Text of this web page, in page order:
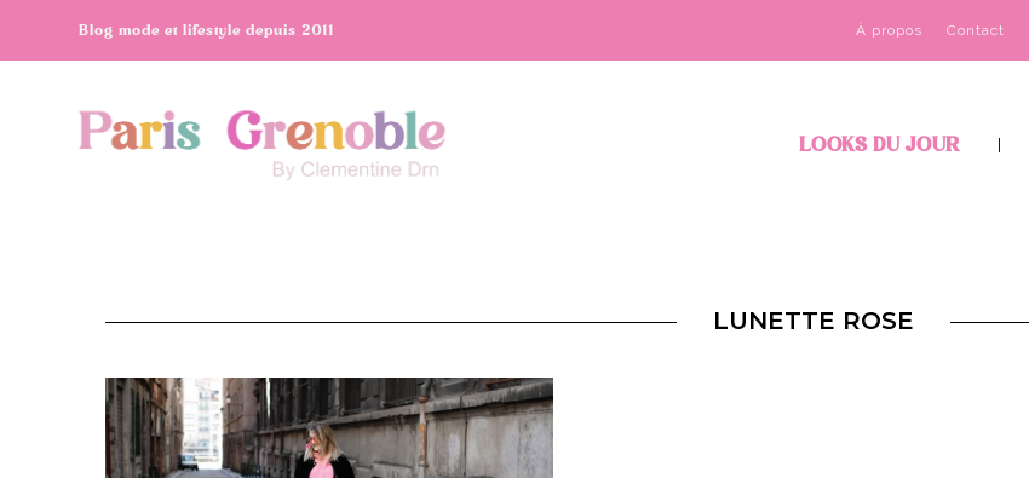
À propos Contact
Blog mode et lifestyle depuis 2011
LOOKS DU JOUR
LUNETTE ROSE